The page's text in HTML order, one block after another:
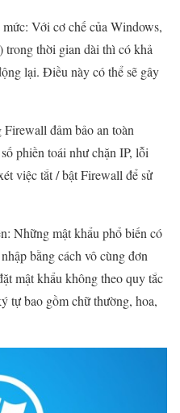
Với cơ chế của Windows,
trong thời gian dài thì có khả
lại. Điều này có thể sẽ gây
đảm bảo an toàn
phiền toái như chặn IP, lỗi
việc tắt / bật Firewall để sử
Những mật khẩu phổ biến có
bằng cách vô cùng đơn
mật khẩu không theo quy tắc
tự bao gồm chữ thường, hoa,